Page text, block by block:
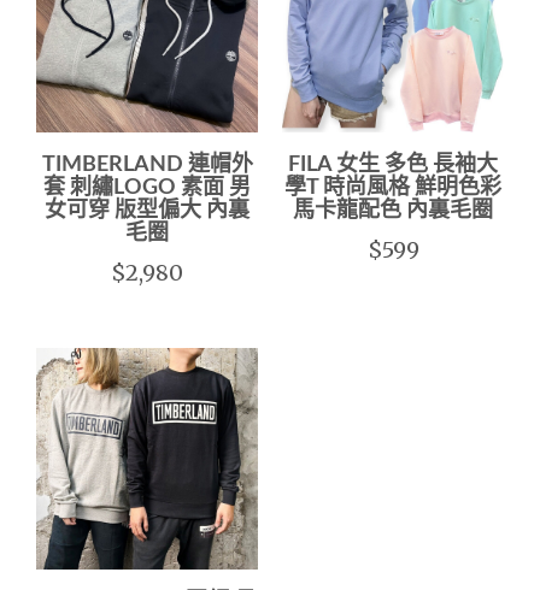
TIMBERLAND 連帽外
套 刺繡LOGO 素面 男
女可穿 版型偏大 內裏
毛圈
$2,980
FILA 女生 多色 長袖大
學T 時尚風格 鮮明色彩
馬卡龍配色 內裏毛圈
$599